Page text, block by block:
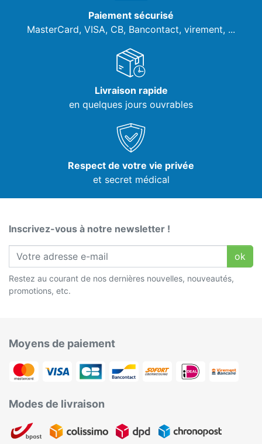
Paiement sécurisé
MasterCard, VISA, CB, Bancontact, virement, ...
Livraison rapide
en quelques jours ouvrables
Respect de votre vie privée
et secret médical
Inscrivez-vous à notre newsletter !
ok
Restez au courant de nos dernières nouvelles, nouveautés,
promotions, etc.
Moyens de paiement
Modes de livraison